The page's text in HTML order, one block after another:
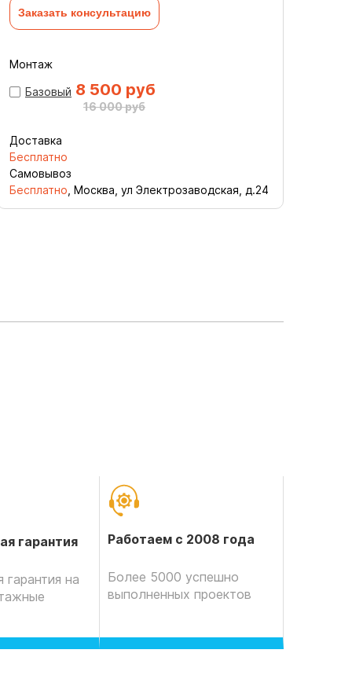
Заказать консультацию
Монтаж
Базовый 8 500 руб
16 000 руб
Доставка
Бесплатно
Самовывоз
Бесплатно , Москва, ул Электрозаводская, д.24
гарантия
гарантия на
Работаем с 2008 года
Более 5000 успешно
выполненных проектов